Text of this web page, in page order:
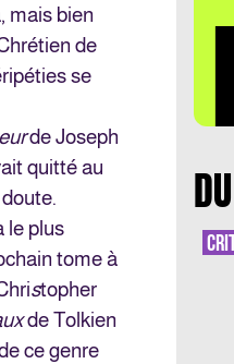
mais bien
de
se
de Joseph
quitté au
le plus
tome à
stopher
de Tolkien
ce genre
LA